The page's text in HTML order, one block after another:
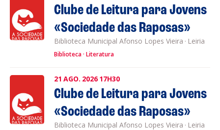
Clube de Leitura para Jovens
«Sociedade das Raposas»
Biblioteca Municipal Afonso Lopes Vieira · Leiria
Biblioteca Literatura
21 AGO. 2026 17H30
Clube de Leitura para Jovens
«Sociedade das Raposas»
Biblioteca Municipal Afonso Lopes Vieira · Leiria